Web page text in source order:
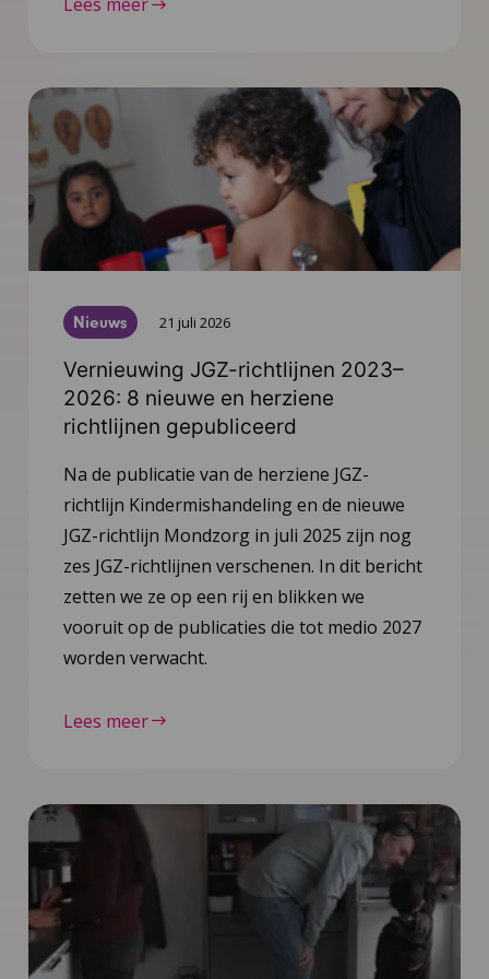
Nieuws 21 juli 2026
Vernieuwing JGZ-richtlijnen 2023–
2026: 8 nieuwe en herziene
richtlijnen gepubliceerd
Na de publicatie van de herziene JGZ-
richtlijn Kindermishandeling en de nieuwe
JGZ-richtlijn Mondzorg in juli 2025 zijn nog
zes JGZ-richtlijnen verschenen. In dit bericht
zetten we ze op een rij en blikken we
vooruit op de publicaties die tot medio 2027
worden verwacht.
Lees meer